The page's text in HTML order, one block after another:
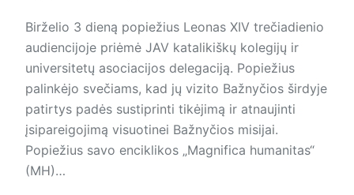
Birželio 3 dieną popiežius Leonas XIV trečiadienio
audiencijoje priėmė JAV katalikiškų kolegijų ir
universitetų asociacijos delegaciją. Popiežius
palinkėjo svečiams, kad jų vizito Bažnyčios širdyje
patirtys padės sustiprinti tikėjimą ir atnaujinti
įsipareigojimą visuotinei Bažnyčios misijai.
Popiežius savo enciklikos „Magnifica humanitas“
(MH)…